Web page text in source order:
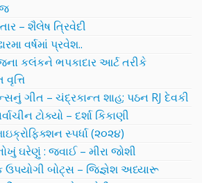
– શૈલેષ ત્રિવેદી
વર્ષમાં પ્રવેશ..
કલંકને ભપકાદાર આર્ટ તરીકે
ગીત – ચંદ્રકાન્ત શાહ; પઠન RJ દેવકી
ટોક્યો – દર્શા કિકાણી
સ્પર્ધા (૨૦૨૪)
ઘરેણું : જવાઈ – મીરા જોશી
ઉપયોગી બોટ્સ – જિજ્ઞેશ અધ્યારૂ